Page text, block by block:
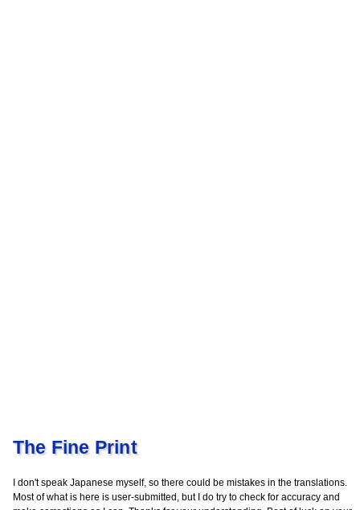
The Fine Print
I don't speak Japanese myself, so there could be mistakes in the translations.
Most of what is here is user-submitted, but I do try to check for accuracy and